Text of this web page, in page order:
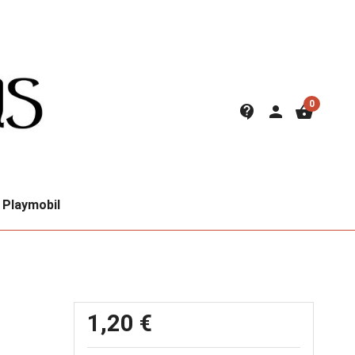
contact_support person shopping_basket0
Playmobil
1,20 €